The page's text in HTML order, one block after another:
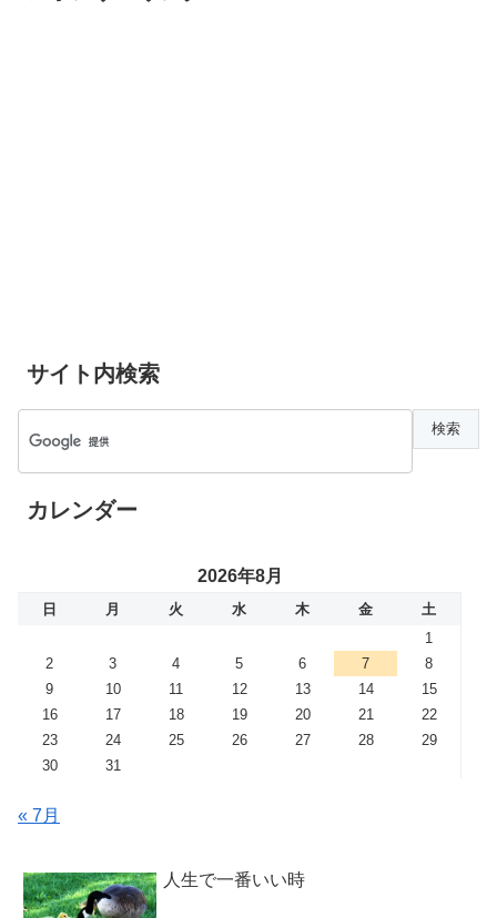
サイト内検索
カレンダー
2026年8月
日 月 火 水 木 金
土
1
2
3 4 5 6 7
8
9
10 11 12 13 14
15
16
17 18 19 20 21
22
23
24 25 26 27 28
29
30
31
« 7月
人生で一番いい時